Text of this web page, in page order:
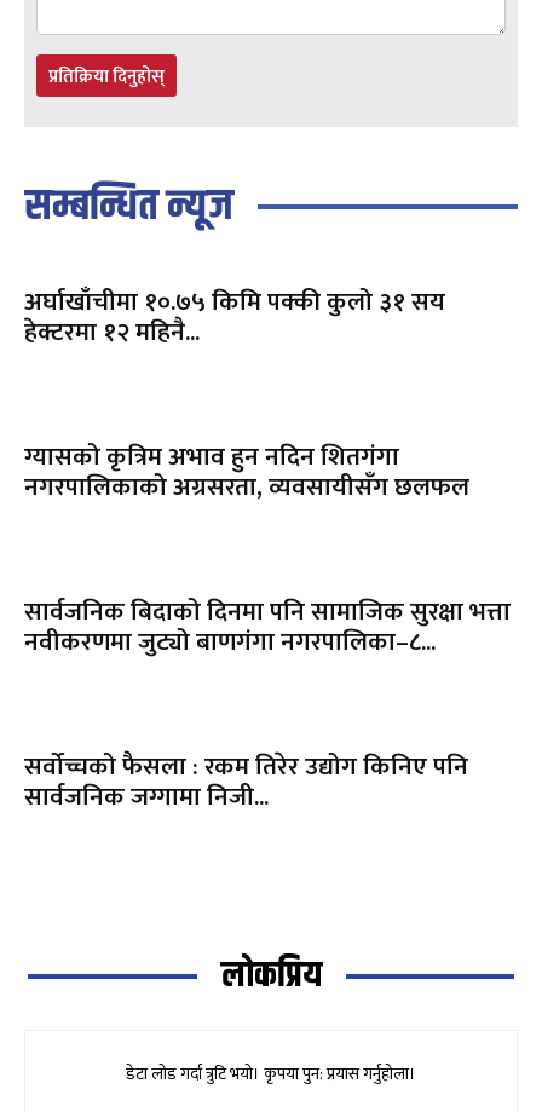
प्रतिक्रिया दिनुहोस्
सम्बन्धित न्यूज
अर्घाखाँचीमा १०.७५ किमि पक्की कुलो ३१ सय
हेक्टरमा १२ महिनै...
ग्यासको कृत्रिम अभाव हुन नदिन शितगंगा
नगरपालिकाको अग्रसरता, व्यवसायीसँग छलफल
सार्वजनिक बिदाको दिनमा पनि सामाजिक सुरक्षा भत्ता
नवीकरणमा जुट्यो बाणगंगा नगरपालिका–८...
सर्वोच्चको फैसला : रकम तिरेर उद्योग किनिए पनि
सार्वजनिक जग्गामा निजी...
लोकप्रिय
डेटा लोड गर्दा त्रुटि भयो। कृपया पुन: प्रयास गर्नुहोला।